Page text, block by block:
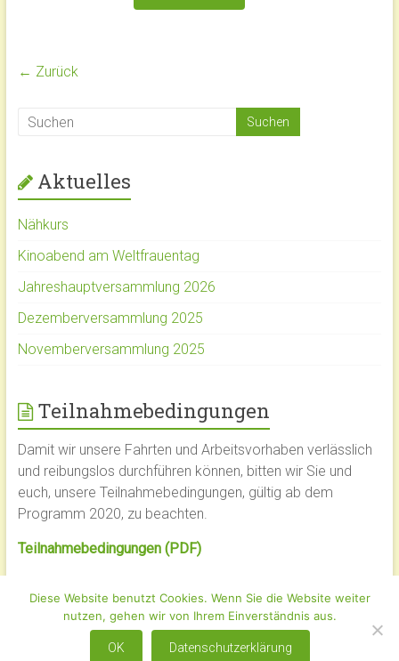
← Zurück
Aktuelles
Nähkurs
Kinoabend am Weltfrauentag
Jahreshauptversammlung 2026
Dezemberversammlung 2025
Novemberversammlung 2025
Teilnahmebedingungen
Damit wir unsere Fahrten und Arbeitsvorhaben verlässlich
und reibungslos durchführen können, bitten wir Sie und
euch, unsere Teilnahmebedingungen, gültig ab dem
Programm 2020, zu beachten.
Teilnahmebedingungen (PDF)
Copyright © 2026Wittinger LandFrauen. Alle Rechte vorbehalten.
Theme:Accelerate von ThemeGrill. Powered byWordPress
Kontakt
Impressum Datenschutz
Diese Website benutzt Cookies. Wenn Sie die Website weiter
nutzen, gehen wir von Ihrem Einverständnis aus.
OK Datenschutzerklärung